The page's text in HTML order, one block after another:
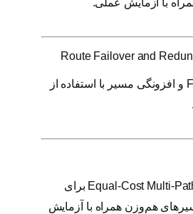
Route Failover and
پیاده‌سازی Failover و افزونگی مسیر با استفاده از
آموزش Equal-Cost Multi-Path (ECMP) برای
هم‌وزن همراه با آزمایش